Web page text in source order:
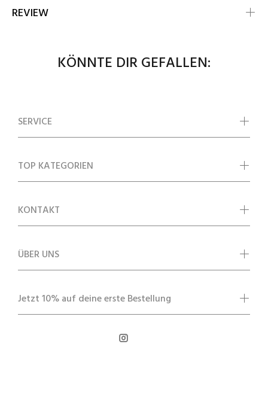
REVIEW
KÖNNTE DIR GEFALLEN:
Jetzt 10% auf deine erste Bestellung
SERVICE
TOP KATEGORIEN
KONTAKT
ÜBER UNS